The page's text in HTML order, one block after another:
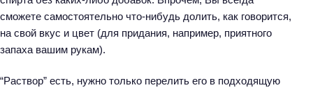
сможете самостоятельно что-нибудь долить, как говорится,
на свой вкус и цвет (для придания, например, приятного
запаха вашим рукам).
“Раствор” есть, нужно только перелить его в подходящую